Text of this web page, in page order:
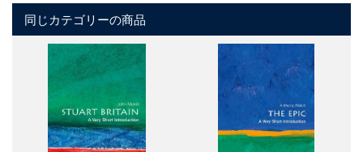
同じカテゴリーの商品